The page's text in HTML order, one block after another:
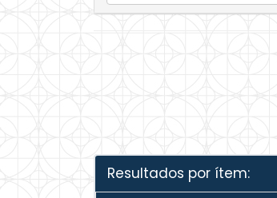
Resultados por ítem: